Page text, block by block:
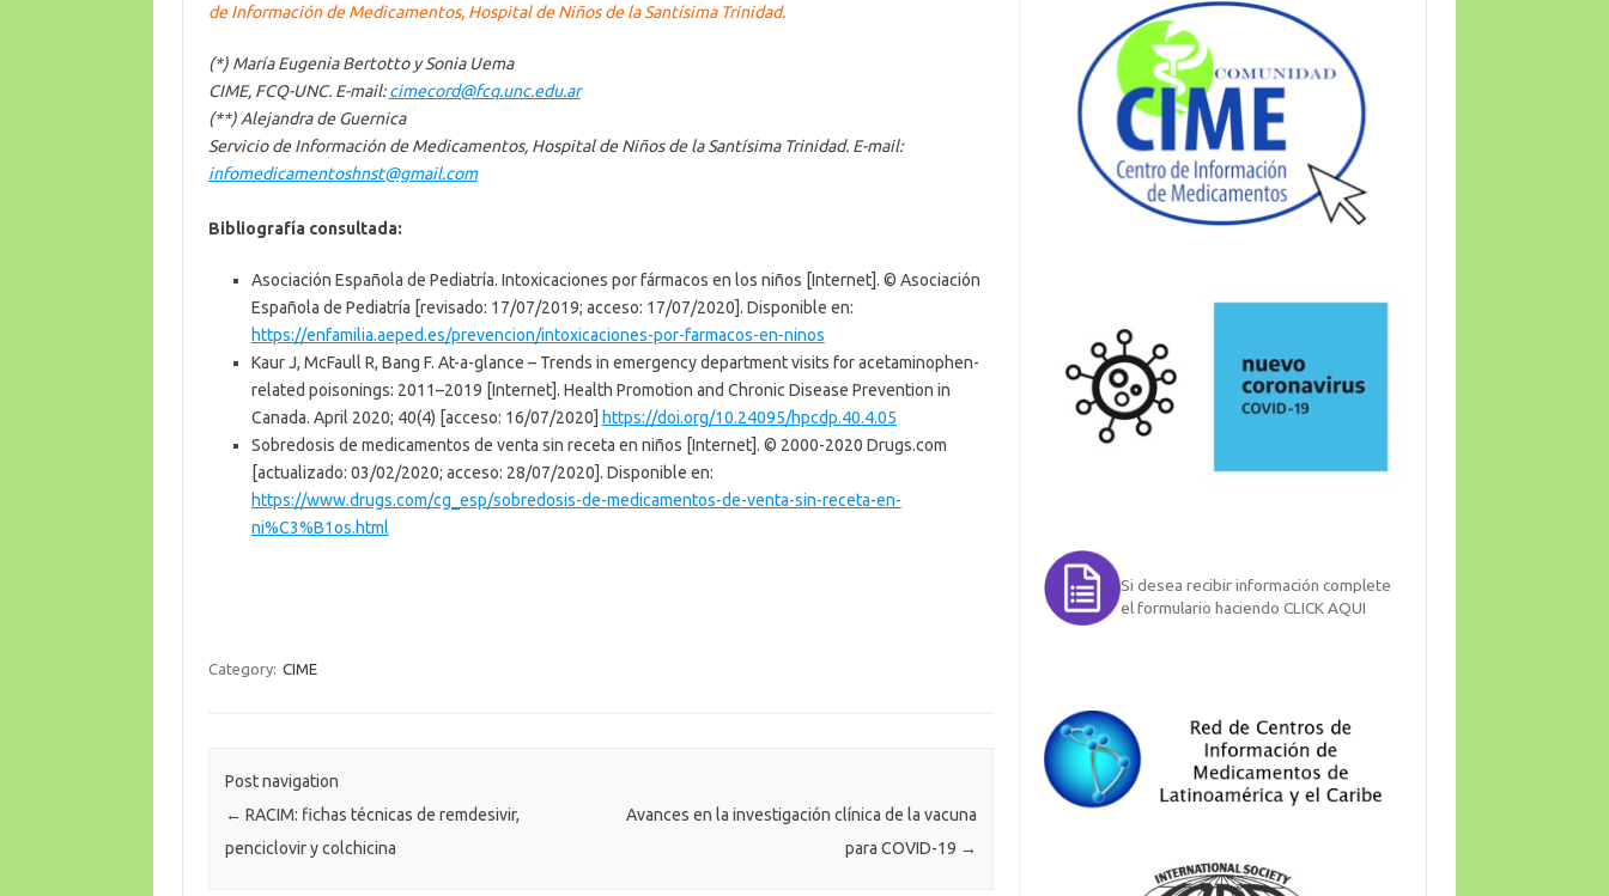
de Información de Medicamentos, Hospital de Niños de la Santísima Trinidad.
(*) María Eugenia Bertotto y Sonia Uema
CIME, FCQ-UNC. E-mail:cimecord@fcq.unc.edu.ar
(**) Alejandra de Guernica
Servicio de Información de Medicamentos, Hospital de Niños de la Santísima Trinidad. E-mail:
infomedicamentoshnst@gmail.com
Bibliografía consultada:
Asociación Española de Pediatría. Intoxicaciones por fármacos en los niños [Internet]. © Asociación
Española de Pediatría [revisado: 17/07/2019; acceso: 17/07/2020]. Disponible en:
https://enfamilia.aeped.es/prevencion/intoxicaciones-por-farmacos-en-ninos
Kaur J, McFaull R, Bang F. At-a-glance – Trends in emergency department visits for acetaminophen-
related poisonings: 2011–2019 [Internet]. Health Promotion and Chronic Disease Prevention in
Canada. April 2020; 40(4) [acceso: 16/07/2020] https://doi.org/10.24095/hpcdp.40.4.05
Sobredosis de medicamentos de venta sin receta en niños [Internet]. © 2000-2020 Drugs.com
[actualizado: 03/02/2020; acceso: 28/07/2020]. Disponible en:
https://www.drugs.com/cg_esp/sobredosis-de-medicamentos-de-venta-sin-receta-en-
ni%C3%B1os.html
Category: CIME
Post navigation
← RACIM: fichas técnicas de remdesivir,
penciclovir y colchicina
Avances en la investigación clínica de la vacuna
para COVID-19 →
Si desea recibir información complete
el formulario haciendo CLICK AQUI